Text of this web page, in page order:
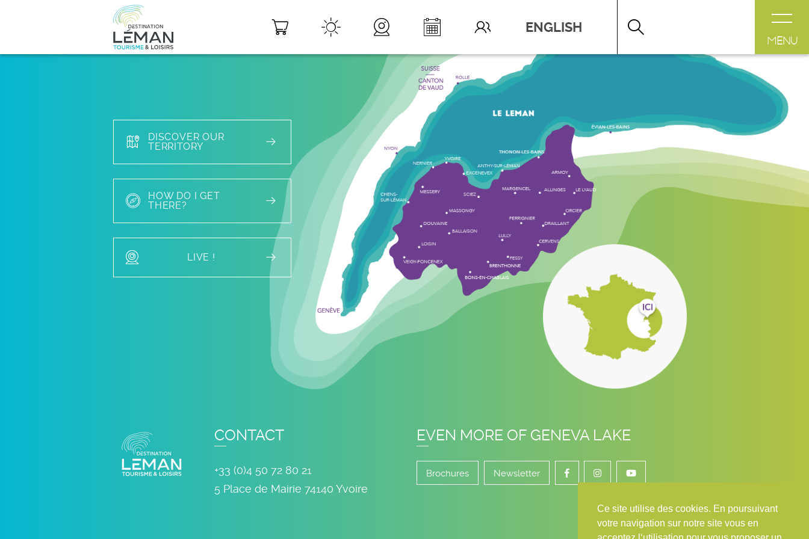
Ce site utilise des cookies. En poursuivant
votre navigation sur notre site vous en
MENU
DESTINATION LÉMAN
DISCOVER OUR
TERRITORY
HOW DO I GET
THERE?
LIVE !
CONTACT
+33 (0)4 50 72 80 21
5 Place de Mairie74140Yvoire
EVEN MORE OF GENEVA LAKE
Brochures Newsletter